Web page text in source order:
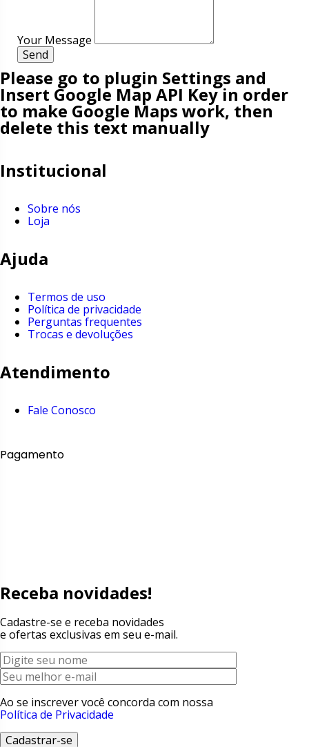
Your Message
Send
Please go to plugin Settings and
Insert Google Map API Key in order
to make Google Maps work, then
delete this text manually
Institucional
Sobre nós
Loja
Ajuda
Termos de uso
Política de privacidade
Perguntas frequentes
Trocas e devoluções
Atendimento
Fale Conosco
Pagamento
Receba novidades!
Cadastre-se e receba novidades
e ofertas exclusivas em seu e-mail.
Ao se inscrever você concorda com nossa
Política de Privacidade